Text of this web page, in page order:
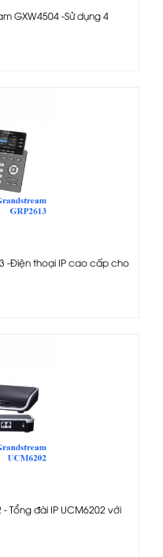
GXW4504 -Sử dụng 4
-Điện thoại IP cao cấp cho
Tổng đài IP UCM6202 với